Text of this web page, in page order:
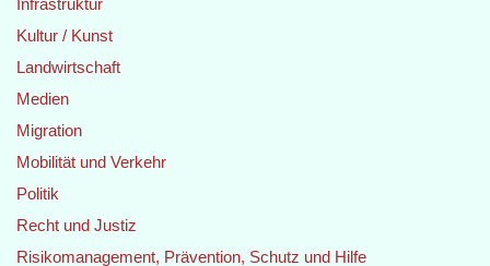
Infrastruktur
Kultur / Kunst
Landwirtschaft
Medien
Migration
Mobilität und Verkehr
Politik
Recht und Justiz
Risikomanagement, Prävention, Schutz und Hilfe